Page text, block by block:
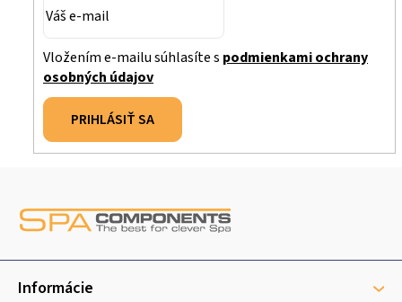
Vložením e-mailu súhlasíte s podmienkami ochrany
osobných údajov
PRIHLÁSIŤ SA
ä
Informácie